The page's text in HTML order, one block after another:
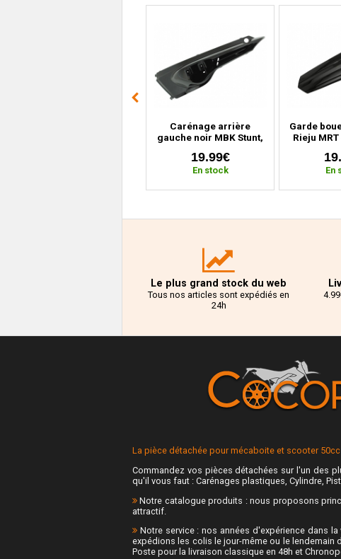
Carénage arrière
gauche noir MBK Stunt,
2004)
19.99€
En stock
Garde
Rieju MRT
En
Le plus grand stock du web
Tous nos articles sont expédiés en
24h
La pièce détachée pour mécaboite et scooter 50cc
Commandez vos pièces détachées sur l'un des
qu'il vous faut : Carénages plastiques, Cylindre,
Notre catalogue produits : nous proposons
attractif.
Notre service : nos années d'expérience dans
expédions les colis le jour-même ou le lendemain
Poste pour la livraison classique en 48h et